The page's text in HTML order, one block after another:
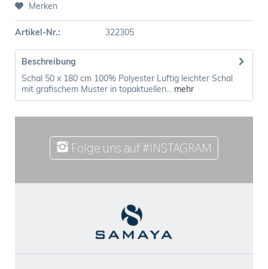
Merken
Artikel-Nr.: 322305
Beschreibung
Schal 50 x 180 cm 100% Polyester Luftig leichter Schal
mit grafischem Muster in topaktuellen... mehr
Folge uns auf #INSTAGRAM